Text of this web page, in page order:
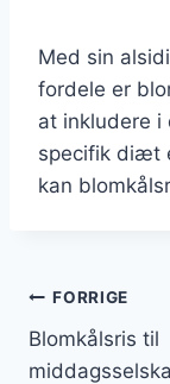
Med sin
fordele er
at inkludere i
specifik diæt
kan
FORRIGE
Blomkålsris til